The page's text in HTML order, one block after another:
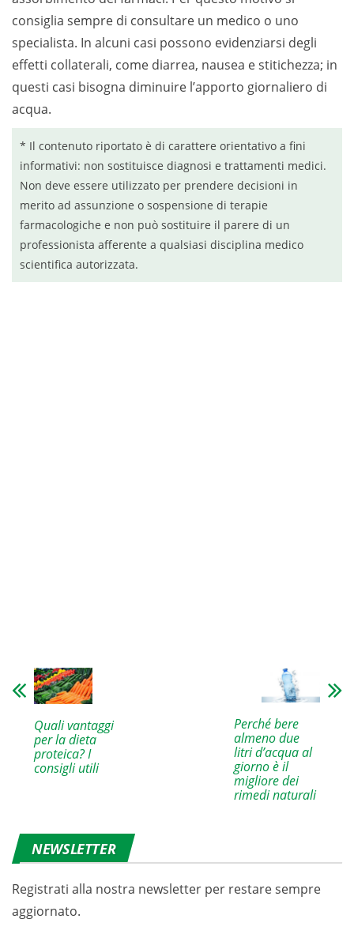
consiglia sempre di consultare un medico o uno
specialista. In alcuni casi possono evidenziarsi degli
effetti collaterali, come diarrea, nausea e stitichezza; in
questi casi bisogna diminuire l’apporto giornaliero di
acqua.
* Il contenuto riportato è di carattere orientativo a fini
informativi: non sostituisce diagnosi e trattamenti medici.
Non deve essere utilizzato per prendere decisioni in
merito ad assunzione o sospensione di terapie
farmacologiche e non può sostituire il parere di un
professionista afferente a qualsiasi disciplina medico
scientifica autorizzata.
Quali vantaggi
per la dieta
proteica? I
consigli utili
Perché bere
almeno due
litri d’acqua al
giorno è il
migliore dei
rimedi naturali
NEWSLETTER
Registrati alla nostra newsletter per restare sempre
aggiornato.